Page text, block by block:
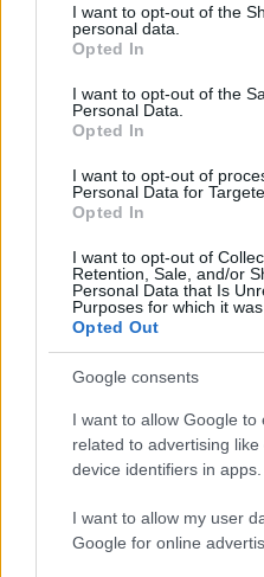
not limited to your visit or
grant or deny consent to
use your data for below
consent section.
I want to opt-out of the
personal data.
Opted In
I want to opt-out of the
Personal Data.
Opted In
I want to opt-out of
Personal Data for
Opted In
I want to opt-out of
Retention, Sale, and/or
Personal Data that Is
Purposes for which it was
Opted Out
Google consents
I want to allow Google to
related to advertising
device identifiers in apps.
I want to allow my user
Google for online
NERD NEWS
Pieve Comics 2026: tutto
Andrea Conforti · 6 Ago 2026